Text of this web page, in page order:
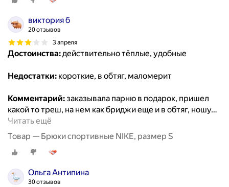
виктория б
20 отзывов
3 апреля
Достоинства:действительно тёплые, удобные
Недостатки: короткие, в обтяг, маломерит
Комментарий:заказывала парню в подарок, пришел
какой то треш, на нем как бриджи еще и в обтяг, ношу…
Читать ещё
Товар — Брюки спортивные NIKE, размер S
Ольга Антипина
30 отзывов